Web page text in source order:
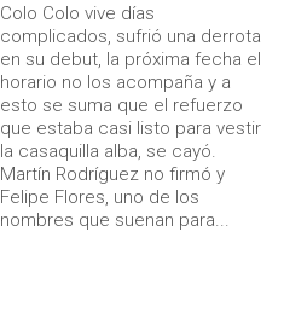
Colo Colo vive días
complicados, sufrió una derrota
en su debut, la próxima fecha el
horario no los acompaña y a
esto se suma que el refuerzo
que estaba casi listo para vestir
la casaquilla alba, se cayó.
Martín Rodríguez no firmó y
Felipe Flores, uno de los
nombres que suenan para...